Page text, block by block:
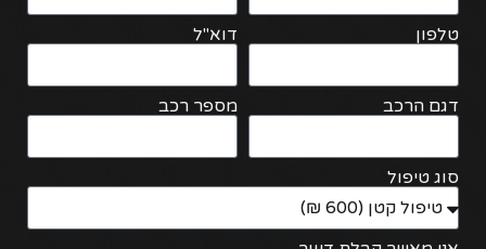
טלפון דוא"ל
דגם הרכב מספר רכב
סוג טיפול